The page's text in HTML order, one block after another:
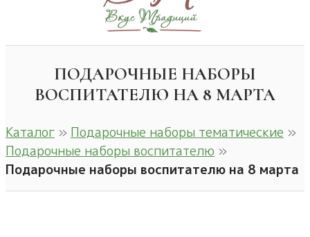
ПОДАРОЧНЫЕ НАБОРЫ
ВОСПИТАТЕЛЮ НА 8 МАРТА
Каталог » Подарочные наборы тематические »
Подарочные наборы воспитателю »
Подарочные наборы воспитателю на 8 марта